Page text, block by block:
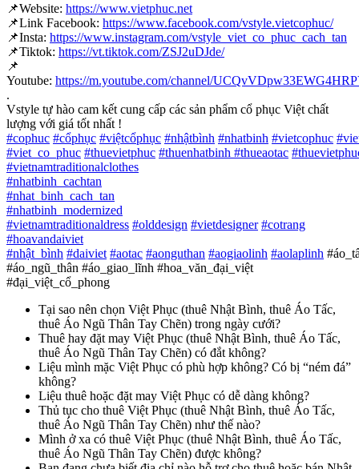
📌Website: https://www.vietphuc.net
📌Link Facebook: https://www.facebook.com/vstyle.vietcophuc/
📌Insta: https://www.instagram.com/vstyle_viet_co_phuc_cach_tan
📌Tiktok: https://vt.tiktok.com/ZSJ2uDJde/
📌
Youtube: https://m.youtube.com/channel/
.
Vstyle tự hào cam kết cung cấp các sản phẩm cổ phục Việt chất
lượng với giá tốt nhất !
#cophuc #cổphục #việtcổphục #nhậtbình #nhatbinh #vietcophuc #
#viet_co_phuc #thuevietphuc #thuenhatbinh #thueaotac #
#vietnamtraditionalclothes
#nhatbinh_cachtan
#nhat_binh_cach_tan
#nhatbinh_modernized
#vietnamtraditionaldress #olddesign #vietdesigner #cotrang
#hoavandaiviet
#nhật_bình #daiviet #aotac #aonguthan #aogiaolinh #aolaplinh
#áo_ngũ_thân #áo_giao_lĩnh #hoa_văn_đại_việt
#đại_việt_cổ_phong
Tại sao nên chọn Việt Phục (thuê Nhật Bình, thuê Áo Tấc,
thuê Áo Ngũ Thân Tay Chẽn) trong ngày cưới?
Thuê hay đặt may Việt Phục (thuê Nhật Bình, thuê Áo Tấc,
thuê Áo Ngũ Thân Tay Chẽn) có đắt không?
Liệu mình mặc Việt Phục có phù hợp không? Có bị “ném đá”
không?
Liệu thuê hoặc đặt may Việt Phục có dễ dàng không?
Thủ tục cho thuê Việt Phục (thuê Nhật Bình, thuê Áo Tấc,
thuê Áo Ngũ Thân Tay Chẽn) như thế nào?
Mình ở xa có thuê Việt Phục (thuê Nhật Bình, thuê Áo Tấc,
thuê Áo Ngũ Thân Tay Chẽn) được không?